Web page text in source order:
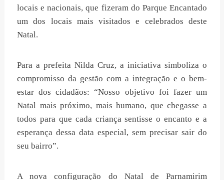
locais e nacionais, que fizeram do Parque Encantado
um dos locais mais visitados e celebrados deste
Natal.
Para a prefeita Nilda Cruz, a iniciativa simboliza o
compromisso da gestão com a integração e o bem-
estar dos cidadãos: “Nosso objetivo foi fazer um
Natal mais próximo, mais humano, que chegasse a
todos para que cada criança sentisse o encanto e a
esperança dessa data especial, sem precisar sair do
seu bairro”.
A nova configuração do Natal de Parnamirim